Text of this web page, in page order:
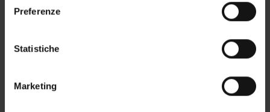
raccogliere informazioni sulla tua posizione
geografica, con un'approssimazione di qualche
Identificare il tuo dispositivo, scansionandolo
Preferenze
Statistiche
Marketing